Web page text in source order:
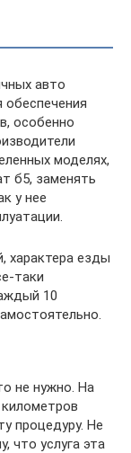
авто
обеспечения
особенно
моделях,
б5, заменять
у нее
характера езды
таки
10
не нужно. На
процедуру. Не
что услуга эта